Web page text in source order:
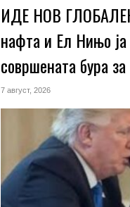
ИДЕ НОВ
нафта и Ел Нињо ја
совршената бура
7 август, 2026